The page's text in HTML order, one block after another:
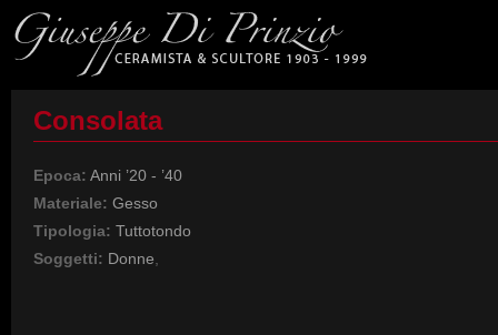
Consolata
Epoca: Anni ’20 - ’40
Materiale: Gesso
Tipologia: Tuttotondo
Soggetti: Donne